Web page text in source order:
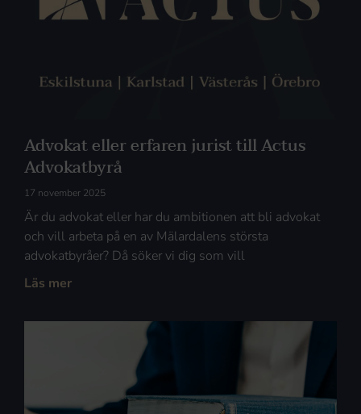
Advokat eller erfaren jurist till Actus
Advokatbyrå
17 november 2025
Är du advokat eller har du ambitionen att bli advokat
och vill arbeta på en av Mälardalens största
advokatbyråer? Då söker vi dig som vill
Läs mer